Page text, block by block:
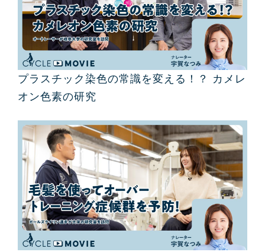
プラスチック染色の常識を変える！？ カメレ
オン色素の研究